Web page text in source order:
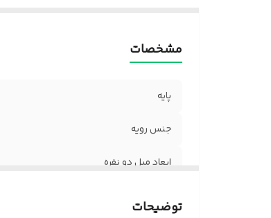
مشخصات
پایه
جنس رویه
ابعاد مبل دو نفره
توضیحات